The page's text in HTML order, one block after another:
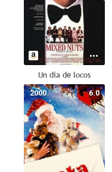
Un día de locos
6.0
2000